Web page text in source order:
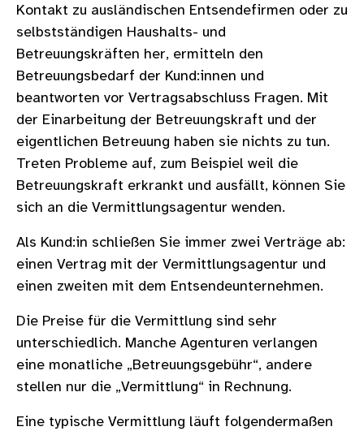
Kontakt zu ausländischen Entsendefirmen oder zu
selbstständigen Haushalts- und
Betreuungskräften her, ermitteln den
Betreuungsbedarf der Kund:innen und
beantworten vor Vertragsabschluss Fragen. Mit
der Einarbeitung der Betreuungskraft und der
eigentlichen Betreuung haben sie nichts zu tun.
Treten Probleme auf, zum Beispiel weil die
Betreuungskraft erkrankt und ausfällt, können Sie
sich an die Vermittlungsagentur wenden.
Als Kund:in schließen Sie immer zwei Verträge ab:
einen Vertrag mit der Vermittlungsagentur und
einen zweiten mit dem Entsendeunternehmen.
Die Preise für die Vermittlung sind sehr
unterschiedlich. Manche Agenturen verlangen
eine monatliche „Betreuungsgebühr“, andere
stellen nur die „Vermittlung“ in Rechnung.
Eine typische Vermittlung läuft folgendermaßen